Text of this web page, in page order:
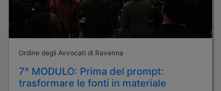
Ordine degli Avvocati di Ravenna
7° MODULO: Prima del prompt:
trasformare le fonti in materiale